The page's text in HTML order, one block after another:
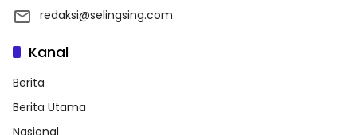
redaksi@selingsing.com
Kanal
Berita
Berita Utama